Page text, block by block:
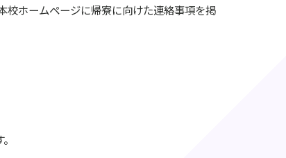
ホームページに帰寮に向けた連絡事項を掲